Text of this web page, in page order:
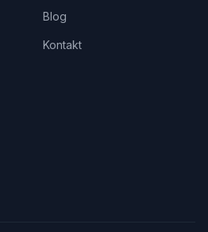
Blog
Kontakt